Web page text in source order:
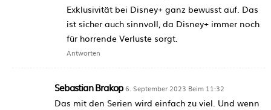
Exklusivität bei Disney+ ganz bewusst auf. Das
ist sicher auch sinnvoll, da Disney+ immer noch
für horrende Verluste sorgt.
Antworten
Sebastian Brakop 6. September 2023 Beim 11:32
Das mit den Serien wird einfach zu viel. Und wenn